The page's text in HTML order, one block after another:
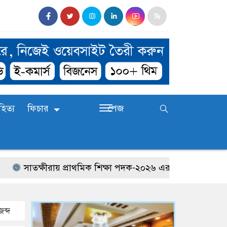
ফিচার পেজ
সাতক্ষীরায় প্রাথমিক শিক্ষা পদক-২০২৬ এর জেলা পর্যায়ের